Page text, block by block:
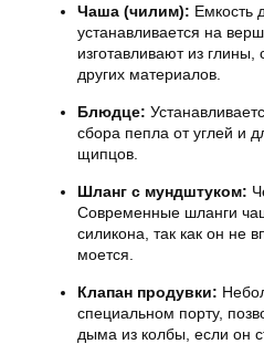
Чаша (чилим): Емкость
устанавливается на
изготавливают из
других материалов.
Блюдце:
сбора пепла от углей и
щипцов.
Шланг с мундштуком:
Современные шланги
силикона, так как он не
моется.
Клапан продувки:
специальном порту,
дыма из колбы, если он